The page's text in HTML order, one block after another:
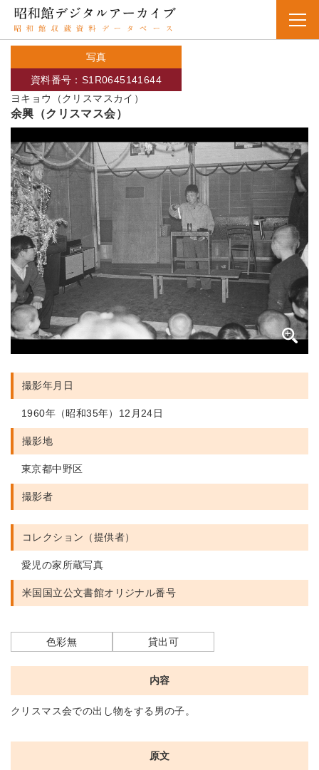
写真
ヨキョウ（クリスマスカイ）
資料番号：S1R0645141644
余興（クリスマス会）
撮影年月日
1960年（昭和35年）12月24日
撮影地
東京都中野区
撮影者
コレクション（提供者）
愛児の家所蔵写真
米国国立公文書館オリジナル番号
色彩無 貸出可
内容
クリスマス会での出し物をする男の子。
原文